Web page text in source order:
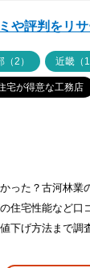
や評判をリサ
（2） 近畿（1
宅が得意な工務店
った？古河林業
住宅性能など口
下げ方法まで調